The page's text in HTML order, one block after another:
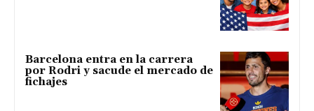
Barcelona entra en la carrera
por Rodri y sacude el mercado de
fichajes